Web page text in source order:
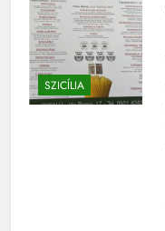
SZICÍLIA